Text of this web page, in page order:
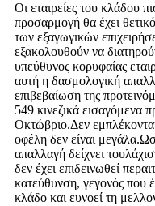
Οι εταιρείες του κλάδου
προσαρμογή θα έχει
των εξαγωγικών
εξακολουθούν να
υπεύθυνος κορυφαίας
αυτή η δασμολογική
επιβεβαίωση της
549 κινεζικά εισαγόμενα
Οκτώβριο.Δεν
οφέλη δεν είναι
απαλλαγή δείχνει
δεν έχει επιδεινωθεί
κατεύθυνση, γεγονός που
κλάδο και ευνοεί τη